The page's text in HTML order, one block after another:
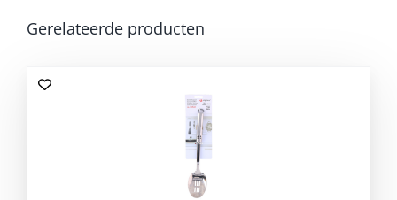
Gerelateerde producten